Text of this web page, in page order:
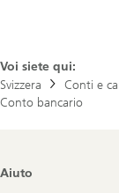
Voi siete qui:
Svizzera
Conti e
Conto bancario
Footer
Aiuto